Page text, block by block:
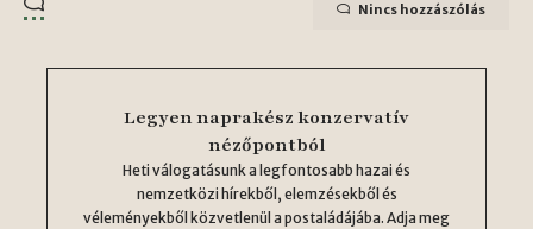
Nincs hozzászólás
Legyen naprakész konzervatív
nézőpontból
Heti válogatásunk a legfontosabb hazai és
nemzetközi hírekből, elemzésekből és
véleményekből közvetlenül a postaládájába. Adja meg